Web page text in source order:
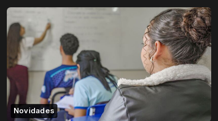
Novidades